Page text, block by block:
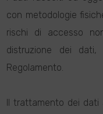
con metodologie
rischi di accesso
distruzione dei
Regolamento.
Il trattamento dei dati